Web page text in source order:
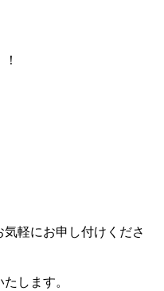
気軽にお申し付けくださ
します。